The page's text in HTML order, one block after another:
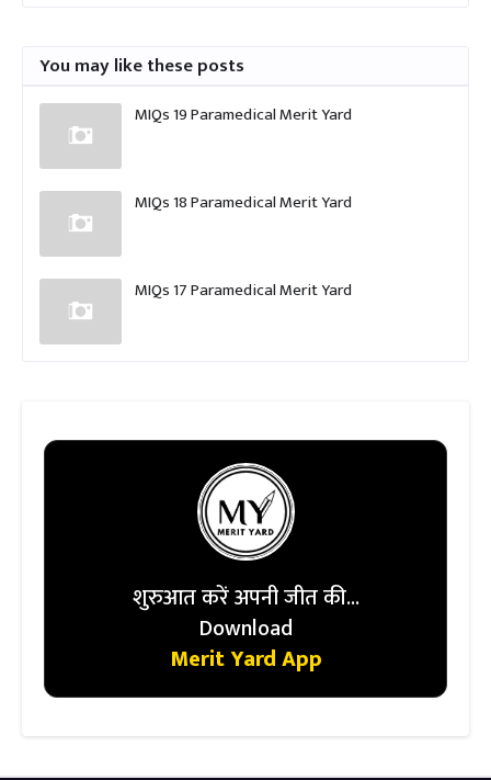
You may like these posts
MIQs 19 Paramedical Merit Yard
MIQs 18 Paramedical Merit Yard
MIQs 17 Paramedical Merit Yard
शुरुआत करें अपनी जीत की...
Download
Merit Yard App